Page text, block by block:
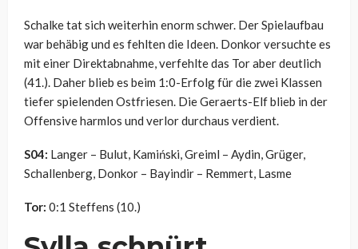
Schalke tat sich weiterhin enorm schwer. Der Spielaufbau
war behäbig und es fehlten die Ideen. Donkor versuchte es
mit einer Direktabnahme, verfehlte das Tor aber deutlich
(41.). Daher blieb es beim 1:0-Erfolg für die zwei Klassen
tiefer spielenden Ostfriesen. Die Geraerts-Elf blieb in der
Offensive harmlos und verlor durchaus verdient.
S04: Langer – Bulut, Kamiński, Greiml – Aydin, Grüger,
Schallenberg, Donkor – Bayindir – Remmert, Lasme
Tor: 0:1 Steffens (10.)